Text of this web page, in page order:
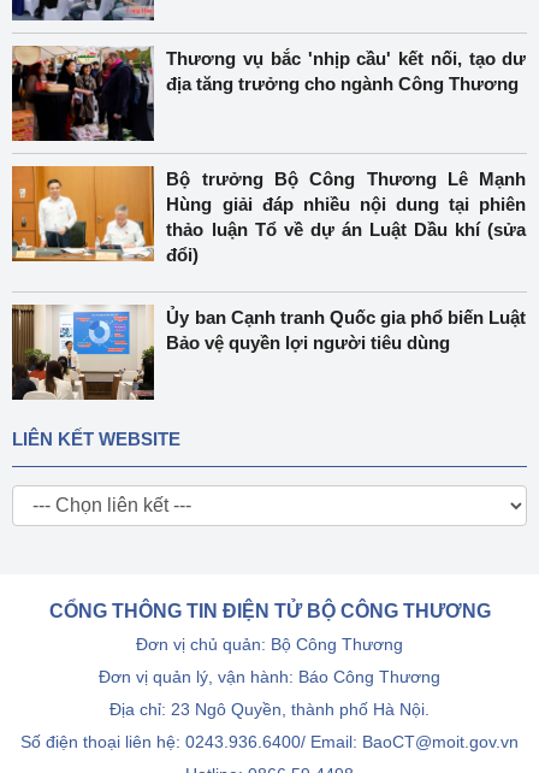
Thương vụ bắc 'nhịp cầu' kết nối, tạo dư
địa tăng trưởng cho ngành Công Thương
Bộ trưởng Bộ Công Thương Lê Mạnh
Hùng giải đáp nhiều nội dung tại phiên
thảo luận Tổ về dự án Luật Dầu khí (sửa
đổi)
Ủy ban Cạnh tranh Quốc gia phổ biến Luật
Bảo vệ quyền lợi người tiêu dùng
LIÊN KẾT WEBSITE
CỔNG THÔNG TIN ĐIỆN TỬ BỘ CÔNG THƯƠNG
Đơn vị chủ quản: Bộ Công Thương
Đơn vị quản lý, vận hành: Báo Công Thương
Địa chỉ: 23 Ngô Quyền, thành phố Hà Nội.
Số điện thoại liên hệ: 0243.936.6400/ Email: BaoCT@moit.gov.vn